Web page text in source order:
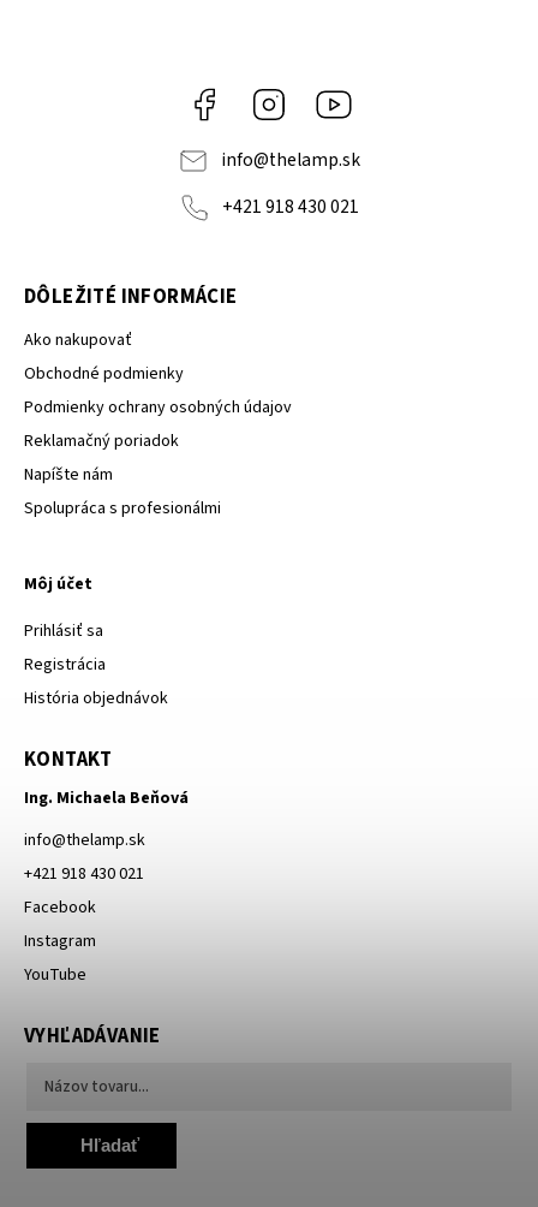
Facebook Instagram
info@thelamp.sk
+421 918 430 021
DÔLEŽITÉ INFORMÁCIE
Ako nakupovať
Obchodné podmienky
Podmienky ochrany osobných údajov
Reklamačný poriadok
Napíšte nám
Spolupráca s profesionálmi
Môj účet
Prihlásiť sa
Registrácia
História objednávok
KONTAKT
Ing. Michaela Beňová
info@thelamp.sk
+421 918 430 021
Facebook
Instagram
YouTube
VYHĽADÁVANIE
Hľadať